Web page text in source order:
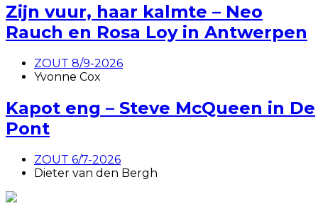
Zijn vuur, haar kalmte – Neo
Rauch en Rosa Loy in Antwerpen
ZOUT 8/9-2026
Yvonne Cox
Kapot eng – Steve McQueen in De
Pont
ZOUT 6/7-2026
Dieter van den Bergh